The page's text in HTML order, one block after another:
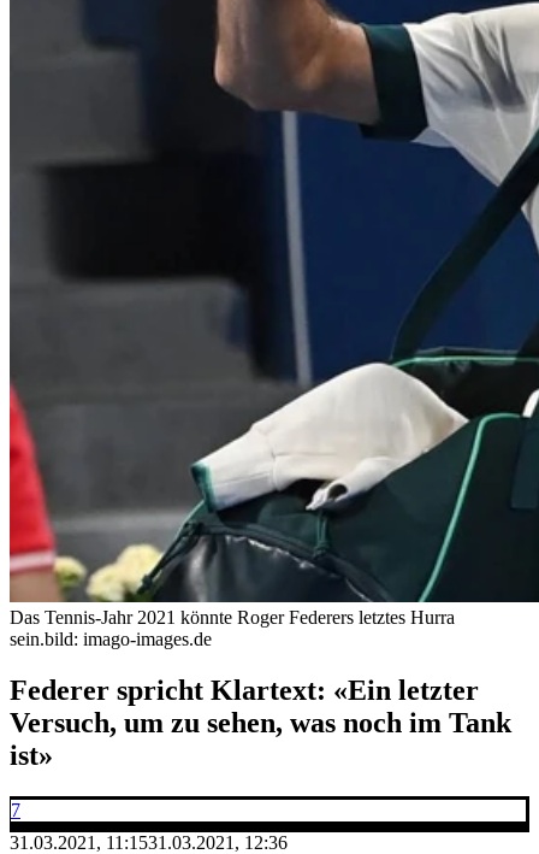
Das Tennis-Jahr 2021 könnte Roger Federers letztes Hurra
sein.bild: imago-images.de
Federer spricht Klartext: «Ein letzter
Versuch, um zu sehen, was noch im Tank
ist»
7
31.03.2021, 11:1531.03.2021, 12:36